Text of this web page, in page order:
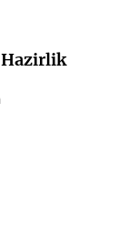
Hazirlik